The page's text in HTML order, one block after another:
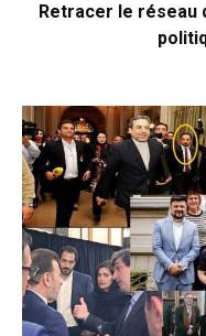
Retracer le réseau